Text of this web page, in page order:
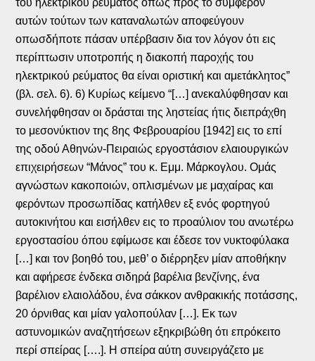
αυτών τούτων των καταναλωτών αποφεύγουν
οπωσδήποτε πάσαν υπέρβασιν δια τον λόγον ότι εις
περίπτωσιν υποτροπής η διακοπή παροχής του
ηλεκτρικού ρεύματος θα είναι οριστική και αμετάκλητος”
(βλ. σελ. 6). 6) Κυρίως κείμενο “[…] ανεκαλύφθησαν και
συνελήφθησαν οι δράσται της ληστείας ήτις διεπράχθη
το μεσονύκτιον της 8ης Φεβρουαρίου [1942] εις το επί
της οδού Αθηνών-Πειραιώς εργοστάσιον ελαιουργικών
επιχειρήσεων “Μάνος” του κ. Εμμ. Μάρκογλου. Ομάς
αγνώστων κακοποιών, οπλισμένων με μαχαίρας και
φερόντων προσωπίδας κατήλθεν εξ ενός φορτηγού
αυτοκινήτου και εισήλθεν εις το προαύλιον του ανωτέρω
εργοστασίου όπου εφίμωσε και έδεσε τον νυκτοφύλακα
[…] και τον βοηθό του, μεθ’ ο διέρρηξεν μίαν αποθήκην
και αφήρεσε ένδεκα σιδηρά βαρέλια βενζίνης, ένα
βαρέλιον ελαιολάδου, ένα σάκκον ανθρακικής ποτάσσης,
20 όρνιθας και μίαν γαλοπούλαν […]. Εκ των
αστυνομικών αναζητήσεων εξηκριβώθη ότι επρόκειτο
περί σπείρας [….]. Η σπείρα αύτη συνειργάζετο με